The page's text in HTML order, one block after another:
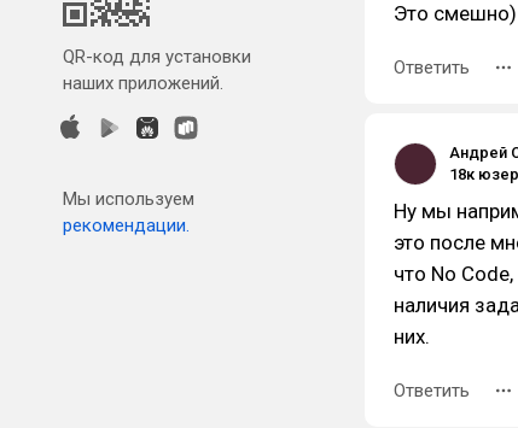
QR-код для установки
наших приложений.
Мы используем
рекомендации.
Это смешно)
Ответить
Андрей
Ну мы
это после
что No
наличия
них.
Ответить